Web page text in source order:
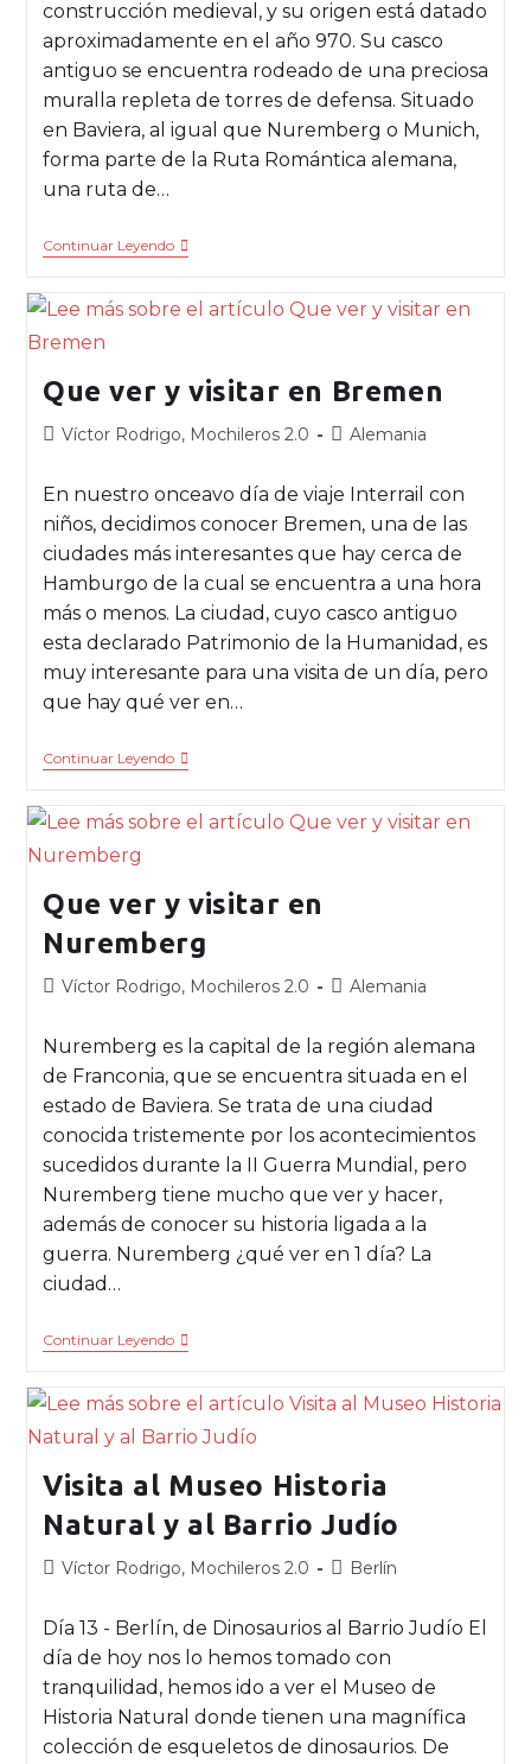
construcción medieval, y su origen está datado
aproximadamente en el año 970. Su casco
antiguo se encuentra rodeado de una preciosa
muralla repleta de torres de defensa. Situado
en Baviera, al igual que Nuremberg o Munich,
forma parte de la Ruta Romántica alemana,
una ruta de…
Continuar Leyendo
Que ver y visitar en Bremen
Víctor Rodrigo, Mochileros 2.0 Alemania
En nuestro onceavo día de viaje Interrail con
niños, decidimos conocer Bremen, una de las
ciudades más interesantes que hay cerca de
Hamburgo de la cual se encuentra a una hora
más o menos. La ciudad, cuyo casco antiguo
esta declarado Patrimonio de la Humanidad, es
muy interesante para una visita de un día, pero
que hay qué ver en…
Continuar Leyendo
Que ver y visitar en
Nuremberg
Víctor Rodrigo, Mochileros 2.0 Alemania
Nuremberg es la capital de la región alemana
de Franconia, que se encuentra situada en el
estado de Baviera. Se trata de una ciudad
conocida tristemente por los acontecimientos
sucedidos durante la II Guerra Mundial, pero
Nuremberg tiene mucho que ver y hacer,
además de conocer su historia ligada a la
guerra. Nuremberg ¿qué ver en 1 día? La
ciudad…
Continuar Leyendo
Visita al Museo Historia
Natural y al Barrio Judío
Víctor Rodrigo, Mochileros 2.0 Berlín
Día 13 - Berlín, de Dinosaurios al Barrio Judío El
día de hoy nos lo hemos tomado con
tranquilidad, hemos ido a ver el Museo de
Historia Natural donde tienen una magnífica
colección de esqueletos de dinosaurios. De